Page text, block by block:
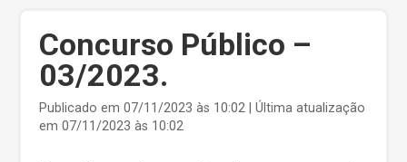
Concurso Público –
03/2023.
Publicado em 07/11/2023 às 10:02 | Última atualização
em 07/11/2023 às 10:02